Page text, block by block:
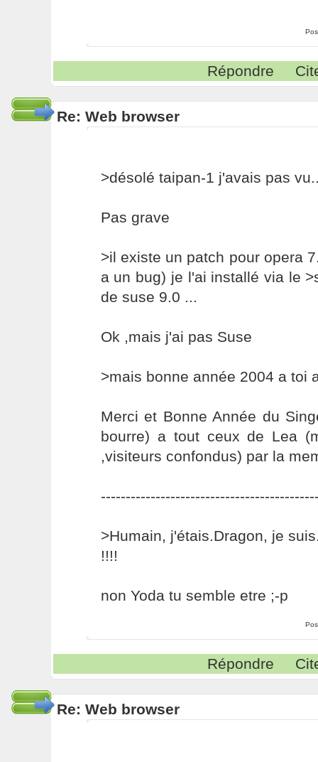
Répondre
Re: Web browser
>désolé taipan-1 j'avais pas
Pas grave
>il existe un patch pour opera
a un bug) je l'ai installé via le
de suse 9.0 ...
Ok ,mais j'ai pas Suse
>mais bonne année 2004 a toi
Merci et Bonne Année du
bourre) a tout ceux de Lea
,visiteurs confondus) par la
>Humain, j'étais.Dragon, je
!!!!
non Yoda tu semble etre ;-p
Répondre
Re: Web browser